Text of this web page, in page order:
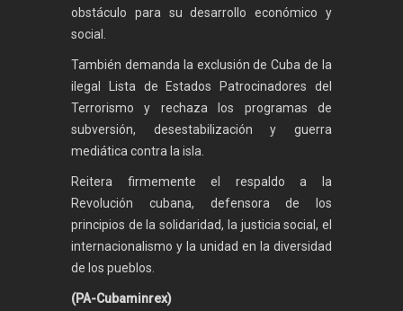
obstáculo para su desarrollo económico y
social.
También demanda la exclusión de Cuba de la
ilegal Lista de Estados Patrocinadores del
Terrorismo y rechaza los programas de
subversión, desestabilización y guerra
mediática contra la isla.
Reitera firmemente el respaldo a la
Revolución cubana, defensora de los
principios de la solidaridad, la justicia social, el
internacionalismo y la unidad en la diversidad
de los pueblos.
(PA-Cubaminrex)